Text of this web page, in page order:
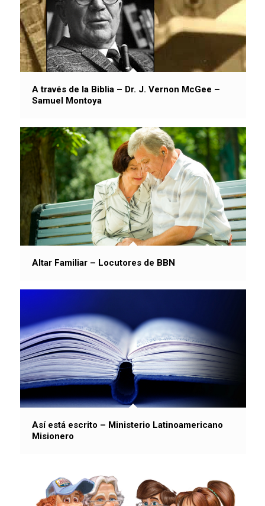
A través de la Biblia – Dr. J. Vernon McGee –
Samuel Montoya
Altar Familiar – Locutores de BBN
Así está escrito – Ministerio Latinoamericano
Misionero